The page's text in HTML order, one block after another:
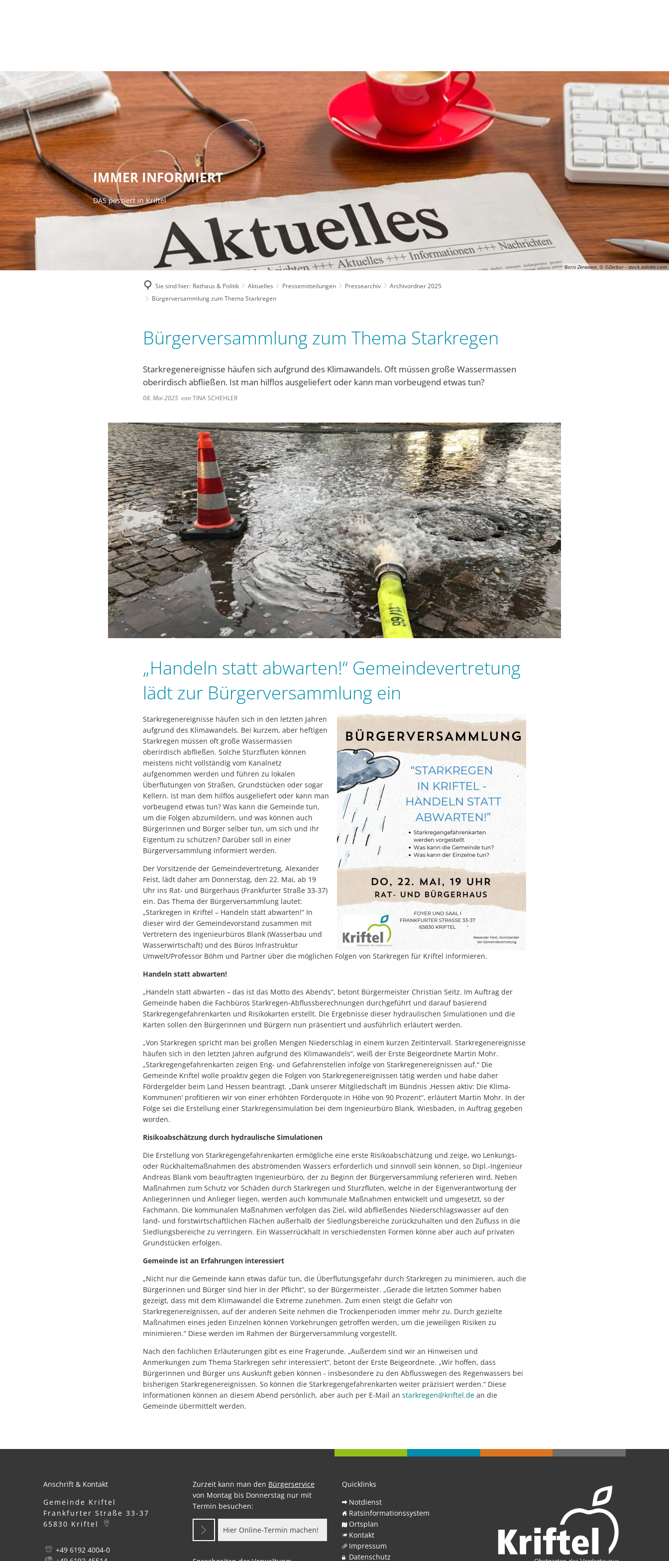
Boris Zerwann, © ©Zerbor - stock.adobe.com
IMMER INFORMIERT
DAS passiert in Kriftel
Sie sind hier: Rathaus & Politik Aktuelles Pressemitteilungen Pressearchiv
Archivordner 2025
Bürgerversammlung zum Thema Starkregen
Bürgerversammlung zum Thema Starkregen
Starkregenereignisse häufen sich aufgrund des Klimawandels. Oft müssen große Wassermassen
oberirdisch abfließen. Ist man hilflos ausgeliefert oder kann man vorbeugend etwas tun?
08. Mai 2025 vonTINA SCHEHLER
„Handeln statt abwarten!“ Gemeindevertretung
lädt zur Bürgerversammlung ein
Starkregenereignisse häufen sich in den letzten Jahren
aufgrund des Klimawandels. Bei kurzem, aber heftigen
Starkregen müssen oft große Wassermassen
oberirdisch abfließen. Solche Sturzfluten können
meistens nicht vollständig vom Kanalnetz
aufgenommen werden und führen zu lokalen
Überflutungen von Straßen, Grundstücken oder sogar
Kellern. Ist man dem hilflos ausgeliefert oder kann man
vorbeugend etwas tun? Was kann die Gemeinde tun,
um die Folgen abzumildern, und was können auch
Bürgerinnen und Bürger selber tun, um sich und ihr
Eigentum zu schützen? Darüber soll in einer
Bürgerversammlung informiert werden.
Der Vorsitzende der Gemeindevertretung, Alexander
Feist, lädt daher am Donnerstag, den 22. Mai, ab 19
Uhr ins Rat- und Bürgerhaus (Frankfurter Straße 33-37)
ein. Das Thema der Bürgerversammlung lautet:
„Starkregen in Kriftel – Handeln statt abwarten!“ In
dieser wird der Gemeindevorstand zusammen mit
Vertretern des Ingenieurbüros Blank (Wasserbau und
Wasserwirtschaft) und des Büros Infrastruktur
Umwelt/Professor Böhm und Partner über die möglichen Folgen von Starkregen für Kriftel informieren.
Handeln statt abwarten!
„Handeln statt abwarten – das ist das Motto des Abends“, betont Bürgermeister Christian Seitz. Im Auftrag der
Gemeinde haben die Fachbüros Starkregen-Abflussberechnungen durchgeführt und darauf basierend
Starkregengefahrenkarten und Risikokarten erstellt. Die Ergebnisse dieser hydraulischen Simulationen und die
Karten sollen den Bürgerinnen und Bürgern nun präsentiert und ausführlich erläutert werden.
„Von Starkregen spricht man bei großen Mengen Niederschlag in einem kurzen Zeitintervall. Starkregenereignisse
häufen sich in den letzten Jahren aufgrund des Klimawandels“, weiß der Erste Beigeordnete Martin Mohr.
„Starkregengefahrenkarten zeigen Eng- und Gefahrenstellen infolge von Starkregenereignissen auf.“ Die
Gemeinde Kriftel wolle proaktiv gegen die Folgen von Starkregenereignissen tätig werden und habe daher
Fördergelder beim Land Hessen beantragt. „Dank unserer Mitgliedschaft im Bündnis ‚Hessen aktiv: Die Klima-
Kommunen‘ profitieren wir von einer erhöhten Förderquote in Höhe von 90 Prozent“, erläutert Martin Mohr. In der
Folge sei die Erstellung einer Starkregensimulation bei dem Ingenieurbüro Blank, Wiesbaden, in Auftrag gegeben
worden.
Risikoabschätzung durch hydraulische Simulationen
Die Erstellung von Starkregengefahrenkarten ermögliche eine erste Risikoabschätzung und zeige, wo Lenkungs-
oder Rückhaltemaßnahmen des abströmenden Wassers erforderlich und sinnvoll sein können, so Dipl.-Ingenieur
Andreas Blank vom beauftragten Ingenieurbüro, der zu Beginn der Bürgerversammlung referieren wird. Neben
Maßnahmen zum Schutz vor Schäden durch Starkregen und Sturzfluten, welche in der Eigenverantwortung der
Anliegerinnen und Anlieger liegen, werden auch kommunale Maßnahmen entwickelt und umgesetzt, so der
Fachmann. Die kommunalen Maßnahmen verfolgen das Ziel, wild abfließendes Niederschlagswasser auf den
land- und forstwirtschaftlichen Flächen außerhalb der Siedlungsbereiche zurückzuhalten und den Zufluss in die
Siedlungsbereiche zu verringern. Ein Wasserrückhalt in verschiedensten Formen könne aber auch auf privaten
Grundstücken erfolgen.
Gemeinde ist an Erfahrungen interessiert
„Nicht nur die Gemeinde kann etwas dafür tun, die Überflutungsgefahr durch Starkregen zu minimieren, auch die
Bürgerinnen und Bürger sind hier in der Pflicht“, so der Bürgermeister. „Gerade die letzten Sommer haben
gezeigt, dass mit dem Klimawandel die Extreme zunehmen. Zum einen steigt die Gefahr von
Starkregenereignissen, auf der anderen Seite nehmen die Trockenperioden immer mehr zu. Durch gezielte
Maßnahmen eines jeden Einzelnen können Vorkehrungen getroffen werden, um die jeweiligen Risiken zu
minimieren.“ Diese werden im Rahmen der Bürgerversammlung vorgestellt.
Nach den fachlichen Erläuterungen gibt es eine Fragerunde. „Außerdem sind wir an Hinweisen und
Anmerkungen zum Thema Starkregen sehr interessiert“, betont der Erste Beigeordnete. „Wir hoffen, dass
Bürgerinnen und Bürger uns Auskunft geben können - insbesondere zu den Abflusswegen des Regenwassers bei
bisherigen Starkregenereignissen. So können die Starkregengefahrenkarten weiter präzisiert werden.“ Diese
Informationen können an diesem Abend persönlich, aber auch per E-Mail an starkregen@kriftel.de an die
Gemeinde übermittelt werden.
Anschrift & Kontakt
Gemeinde Kriftel
Frankfurter Straße 33-37
65830 Kriftel
+49 6192 4004-0
Zurzeit kann man den Bürgerservice
von Montag bis Donnerstag nur mit
Termin besuchen:
Hier Online-Termin machen!
Quicklinks
Notdienst
Ratsinformationssystem
Ortsplan
Kontakt
Impressum
Datenschutz